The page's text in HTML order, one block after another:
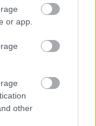
or app.
other